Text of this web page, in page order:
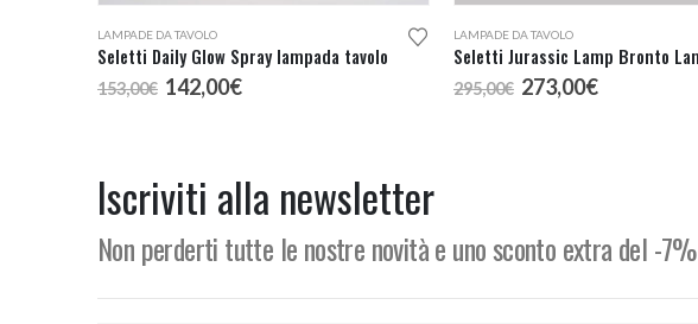
LAMPADE DA TAVOLO
Seletti Daily Glow Spray lampada tavolo
153,00€ Il
prezzo
142,00€Il
LAMPADE DA TAVOLO
295,00€ Il
prezzo
273,00€Il
Iscriviti alla newsletter
Non perderti tutte le nostre novità e uno sconto extra del -7%